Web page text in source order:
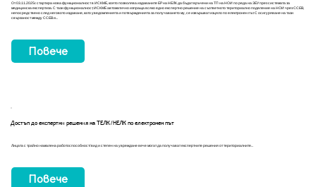
Повече
От 03.11.2025г. стартира нова функционалност в ИСКМЕ, която позволява издаваните ЕР на НЕЛК да бъдат връчени на ТП на НОИ по реда на ЗЕУ през системата за
медицинска експертиза. С тази функционалност, ИСКМЕ автоматично изпраща всяко едно експертно решение на съответното териториално поделение на НОИ чрез ССЕВ,
непосредствено след неговото издаване, като уведомленията и потвържденията за получаването му, се извършват изцяло по електронен път. С осигуряване на тази
свързаност между ССЕВ и...
Повече
Лицата с трайно намалена работоспособност/ вид и степен на увреждане вече могат да получават експертните решения от териториалните...
Достъп до експертни решения на ТЕЛК/НЕЛК по електронен път